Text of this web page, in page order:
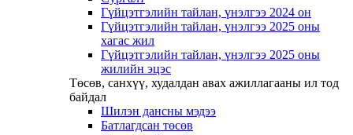
Гүйцэтгэлийн тайлан, үнэлгээ 2024 он
Гүйцэтгэлийн тайлан, үнэлгээ 2025 оны
хагас жил
Гүйцэтгэлийн тайлан, үнэлгээ 2025 оны
жилийн эцэс
Төсөв, санхүү, худалдан авах ажиллагааны ил тод
байдал
Шилэн дансны мэдээ
Батлагдсан төсөв